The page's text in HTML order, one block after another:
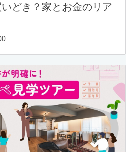
どき？家とお金のリア